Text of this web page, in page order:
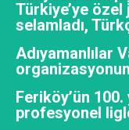
Türkiye’ye
selamladı,
Adıyamanlılar
Feriköy’ün
profesyonel